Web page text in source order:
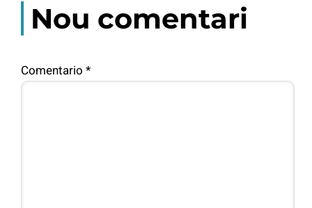
Nou comentari
Comentario *